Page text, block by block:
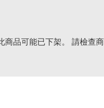
商品可能已下架。 請檢查